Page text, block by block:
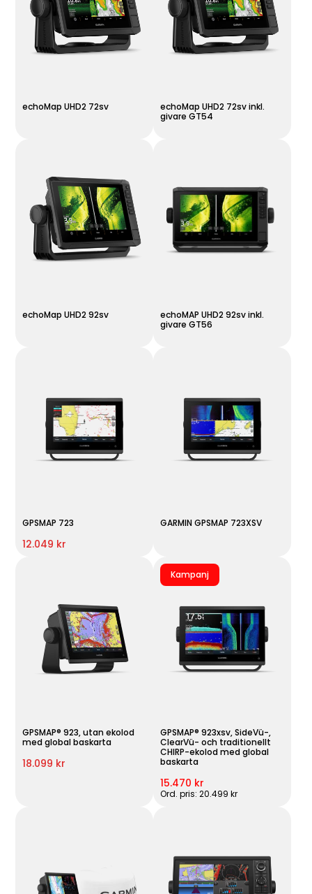
echoMap UHD2 72sv
echoMap UHD2 72sv inkl.
givare GT54
echoMap UHD2 92sv
echoMAP UHD2 92sv inkl.
givare GT56
GPSMAP 723
12.049 kr
GARMIN GPSMAP 723XSV
GPSMAP® 923, utan ekolod
med global baskarta
18.099 kr
Kampanj
GPSMAP® 923xsv, SideVü-,
ClearVü- och traditionellt
CHIRP-ekolod med global
baskarta
15.470 kr
Ord. pris: 20.499 kr